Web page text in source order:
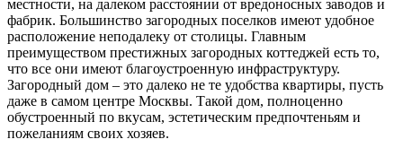
местности, на далеком расстоянии от вредоносных заводов и
фабрик. Большинство загородных поселков имеют удобное
расположение неподалеку от столицы. Главным
преимуществом престижных загородных коттеджей есть то,
что все они имеют благоустроенную инфраструктуру.
Загородный дом – это далеко не те удобства квартиры, пусть
даже в самом центре Москвы. Такой дом, полноценно
обустроенный по вкусам, эстетическим предпочтеньям и
пожеланиям своих хозяев.